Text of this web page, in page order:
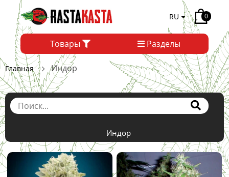
RU 0
Товары Разделы
Главная Индор
Индор